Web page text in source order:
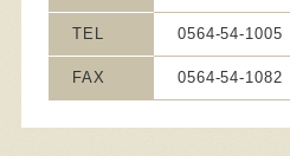
TEL 0564-54-1005
FAX 0564-54-1082